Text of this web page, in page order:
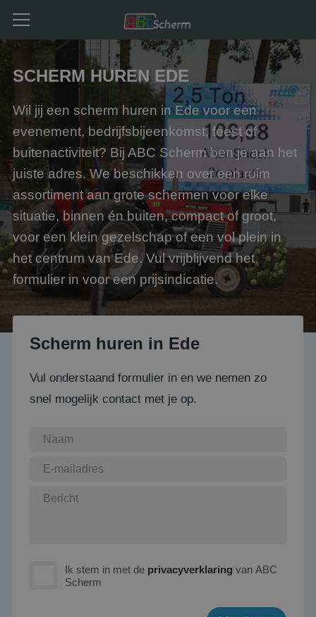
SCHERM HUREN EDE
Wil jij een scherm huren in Ede voor een
evenement, bedrijfsbijeenkomst, feest of
buitenactiviteit? Bij ABC Scherm ben je aan het
juiste adres. We beschikken over een ruim
assortiment aan grote schermen voor elke
situatie, binnen én buiten, compact of groot,
voor een klein gezelschap of een vol plein in
het centrum van Ede. Vul vrijblijvend het
formulier in voor een prijsindicatie.
Scherm huren in Ede
Vul onderstaand formulier in en we nemen zo
snel mogelijk contact met je op.
Ik stem in met de privacyverklaring van ABC
Scherm